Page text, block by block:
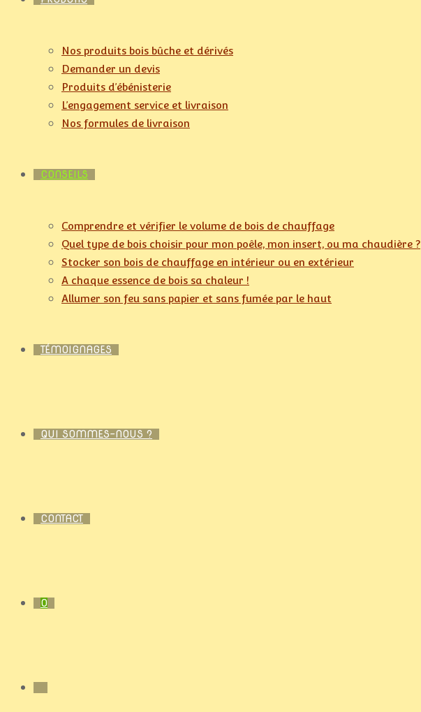
Nos produits bois bûche et dérivés
Demander un devis
Produits d’ébénisterie
L’engagement service et livraison
Nos formules de livraison
CONSEILS
Comprendre et vérifier le volume de bois de chauffage
Quel type de bois choisir pour mon poêle, mon insert, ou ma chaudière ?
Stocker son bois de chauffage en intérieur ou en extérieur
A chaque essence de bois sa chaleur !
Allumer son feu sans papier et sans fumée par le haut
TÉMOIGNAGES
QUI SOMMES-NOUS ?
CONTACT
0